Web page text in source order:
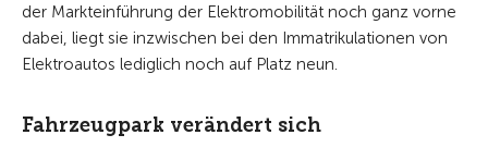
der Markteinführung der Elektromobilität noch ganz vorne
dabei, liegt sie inzwischen bei den Immatrikulationen von
Elektroautos lediglich noch auf Platz neun.
Fahrzeugpark verändert sich